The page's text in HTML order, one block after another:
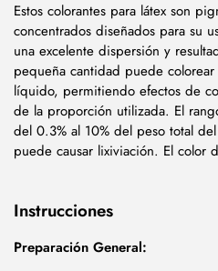
Estos colorantes para látex son
concentrados diseñados para su
una excelente dispersión y
pequeña cantidad puede
líquido, permitiendo efectos de
de la proporción utilizada. El
del 0.3% al 10% del peso total
puede causar lixiviación. El color
Instrucciones
Preparación General: